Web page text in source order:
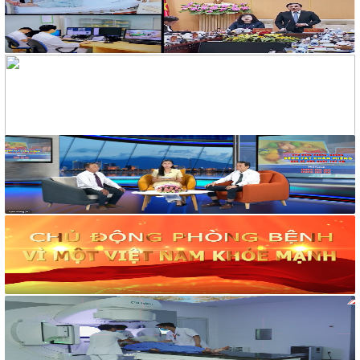
quy định chi tiết một số điều và biện pháp thi hành Luật Xử lý
vi phạm hành chính được sửa đổi, bổ sung theo Nghị định số
68/2025/NĐ-CP ngày 18 tháng 3 năm 2025 của Chính phủ và
Nghị định Quy định chi tiết Luật Xử lý vi phạm hành chính về
thẩm quyền xử phạt vi phạm hành chính
318/VPCQTT
V/v định hướng công tác tuyên truyền, đấu tranh phản bác về
nhân quyền tháng 01/2026
1265/HD-BCĐ
HƯỚNG DẪN QUẢN LÝ NGƯỜI MẮC COVID-19 TẠI NHÀ
38/TB-UBND
Kết luận của UBND tỉnh Nguyễn Tấn Tuân kiêm Trưởng Ban
Chỉ đạo phòng, chống dịch Covid-19 tỉnh Khánh Hòa tại cuộc
họp Ban Chỉ đạo phòng, chống dịch Covid-19 ngày
25/01/2022
48/TB-UBND